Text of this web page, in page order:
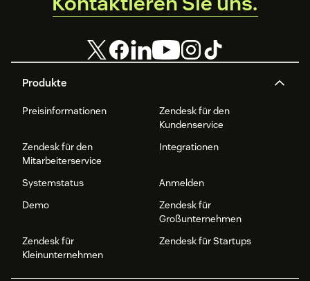
Produkte
Preisinformationen
Zendesk für den
Kundenservice
Zendesk für den
Mitarbeiterservice
Integrationen
Systemstatus
Anmelden
Demo
Zendesk für
Großunternehmen
Zendesk für
Kleinunternehmen
Zendesk für Startups